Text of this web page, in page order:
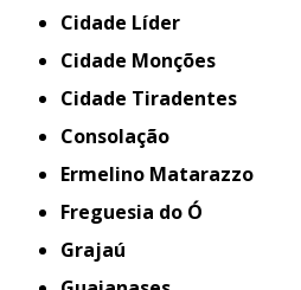
Cidade Líder
Cidade Monções
Cidade Tiradentes
Consolação
Ermelino Matarazzo
Freguesia do Ó
Grajaú